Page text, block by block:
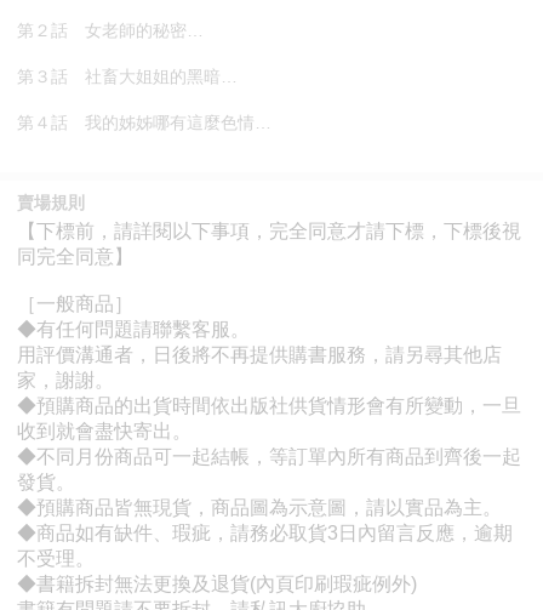
第２話 女老師的秘密…
第３話 社畜大姐姐的黑暗…
第４話 我的姊姊哪有這麼色情…
賣場規則